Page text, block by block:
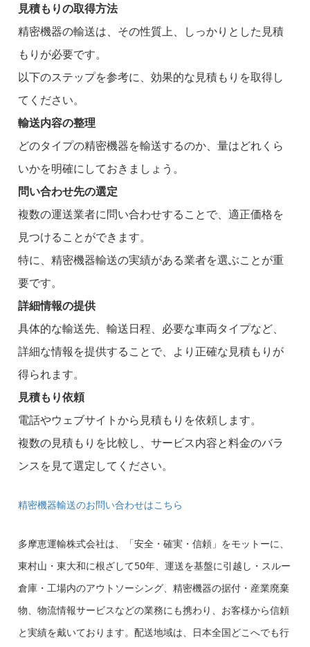
見積もりの取得方法
精密機器の輸送は、その性質上、しっかりとした見積
もりが必要です。
以下のステップを参考に、効果的な見積もりを取得し
てください。
輸送内容の整理
どのタイプの精密機器を輸送するのか、量はどれくら
いかを明確にしておきましょう。
問い合わせ先の選定
複数の運送業者に問い合わせすることで、適正価格を
見つけることができます。
特に、精密機器輸送の実績がある業者を選ぶことが重
要です。
詳細情報の提供
具体的な輸送先、輸送日程、必要な車両タイプなど、
詳細な情報を提供することで、より正確な見積もりが
得られます。
見積もり依頼
電話やウェブサイトから見積もりを依頼します。
複数の見積もりを比較し、サービス内容と料金のバラ
ンスを見て選定してください。
精密機器輸送のお問い合わせはこちら
多摩恵運輸株式会社は、「安全・確実・信頼」をモットーに、
東村山・東大和に根ざして50年、運送を基盤に引越し・スルー
倉庫・工場内のアウトソーシング、精密機器の据付・産業廃棄
物、物流情報サービスなどの業務にも携わり、お客様から信頼
と実績を戴いております。配送地域は、日本全国どこへでも行